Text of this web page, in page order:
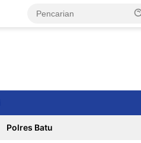
Polres Batu